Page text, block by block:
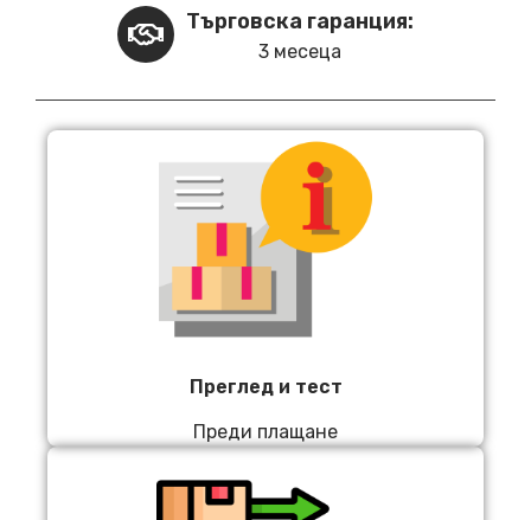
Търговска гаранция:
3 месеца
Преглед и тест
Преди плащане